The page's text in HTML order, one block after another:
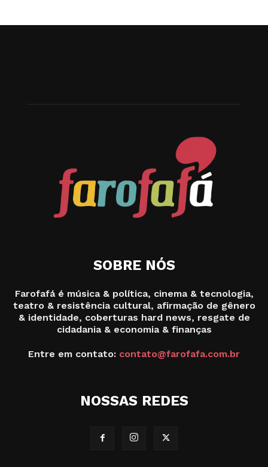
SOBRE NÓS
Farofafá é música & política, cinema & tecnologia,
teatro & resistência cultural, afirmação de gênero
& identidade, coberturas hard news, resgate de
cidadania & economia & finanças
Entre em contato: contato@farofafa.com.br
NOSSAS REDES